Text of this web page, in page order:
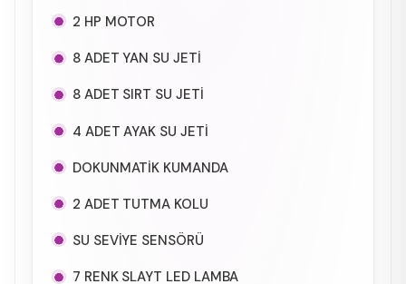
2 HP MOTOR
8 ADET YAN SU JETİ
8 ADET SIRT SU JETİ
4 ADET AYAK SU JETİ
DOKUNMATİK KUMANDA
2 ADET TUTMA KOLU
SU SEVİYE SENSÖRÜ
7 RENK SLAYT LED LAMBA